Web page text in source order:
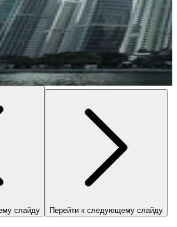
слайду Перейти к следующему слайду